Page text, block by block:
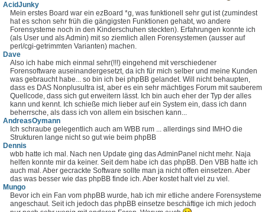
AcidJunky
Mein erstes Board war ein ezBoard *g, was funktionell sehr gut ist (zumindest
hat es schon sehr früh die gängigsten Funktionen gehabt, wo andere
Forensysteme noch in den Kinderschuhen steckten). Erfahrungen konnte ich
(als User und als Admin) mit so ziemlich allen Forensystemen (ausser auf
perl/cgi-getrimmten Varianten) machen.
Dave
Also ich habe mich einmal sehr(!!!) eingehend mit verschiedener
Forensoftware auseinandergesetzt, da ich für mich selber und meine Kunden
was gebraucht habe... so bin ich bei phpBB gelandet. Will nicht behaupten,
dass es DAS Nonplusultra ist, aber es ein sehr mächtiges Forum mit sauberem
Quellcode, dass sich gut erweitern lässt. Ich bin auch eher der Typ der alles
kann und kennt. Ich schieße mich lieber auf ein System ein, dass ich dann
beherrsche, als dass ich von allem ein bsischen kann...
AndreasOymann
Ich schraube gelegentlich auch am WBB rum ... allerdings sind IMHO die
Strukturen lange nicht so gut wie beim phpBB
Dennis
wbb hatte ich mal. Nach nen Update ging das AdminPanel nicht mehr. Naja
helfen konnte mir da keiner. Seit dem habe ich das phpBB. Den VBB hatte ich
auch mal. Aber gecrackte Software sollte man ja nicht offen einsetzen. Aber
das was besser wie das phpBB finde ich. Aber kostet halt viel zu viel.
Mungo
Bevor ich ein Fan vom phpBB wurde, hab ich mir etliche andere Forensysteme
angeschaut. Seit ich jedoch das phpBB einsetze beschäftige ich mich jedoch